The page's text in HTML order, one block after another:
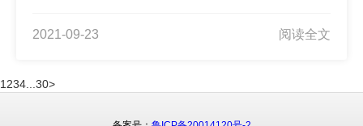
2021-09-23 阅读全文
1234...30>